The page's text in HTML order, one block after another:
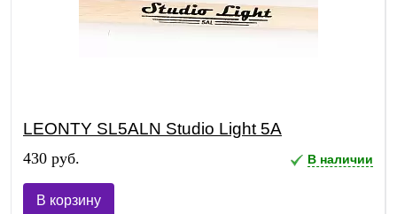
LEONTY SL5ALN Studio Light 5A
430 руб. В наличии
В корзину